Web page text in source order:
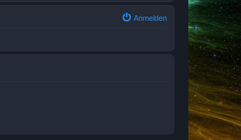
Anmelden